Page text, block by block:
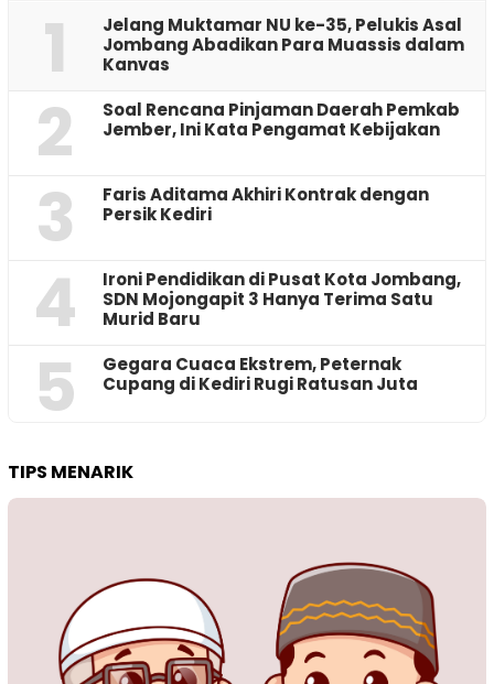
1
Jelang Muktamar NU ke-35, Pelukis Asal
Jombang Abadikan Para Muassis dalam
Kanvas
2
‎Soal Rencana Pinjaman Daerah Pemkab
Jember, Ini Kata Pengamat Kebijakan ‎
3
Faris Aditama Akhiri Kontrak dengan
Persik Kediri
4
Ironi Pendidikan di Pusat Kota Jombang,
SDN Mojongapit 3 Hanya Terima Satu
Murid Baru
5
‎Gegara Cuaca Ekstrem, Peternak
Cupang di Kediri Rugi Ratusan Juta
TIPS MENARIK